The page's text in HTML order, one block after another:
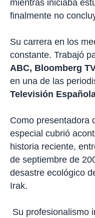
mientras iniciaba
finalmente no
Su carrera en los
constante. Trabajó
ABC, Bloomberg
en una de las
Televisión
Como presentadora
especial cubrió
historia reciente,
de septiembre de
desastre ecológico
Irak.
Su profesionalismo